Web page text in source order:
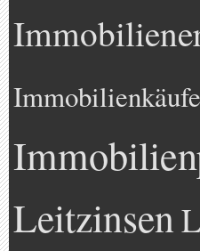
Leitzinsen